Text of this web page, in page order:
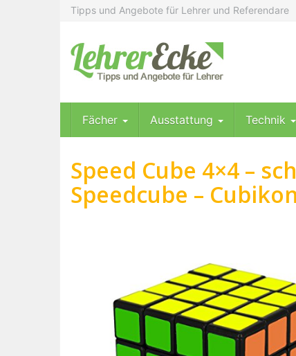
Tipps und Angebote für Lehrer und Referendare
Fächer Ausstattung Technik
Speed Cube 4×4 –
Speedcube –